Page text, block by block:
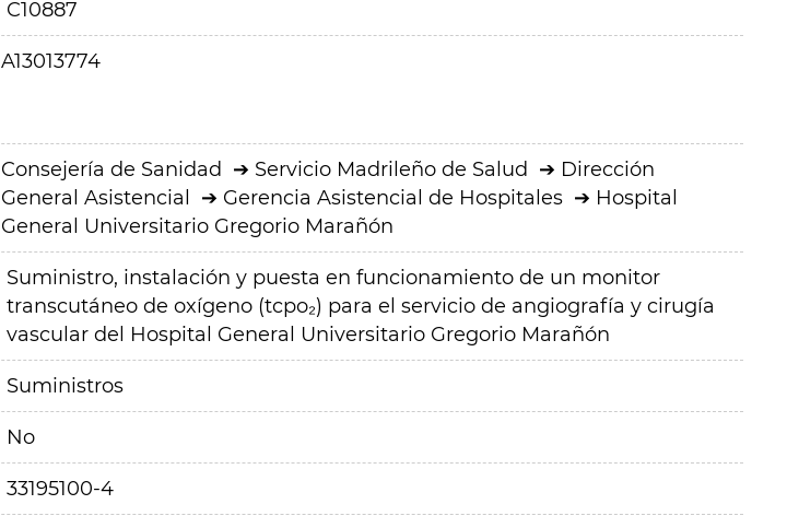
C10887
A13013774
Consejería de Sanidad Servicio Madrileño de Salud
Dirección
General Asistencial
Gerencia Asistencial de Hospitales
Hospital
General Universitario Gregorio Marañón
Suministro, instalación y puesta en funcionamiento de un monitor
transcutáneo de oxígeno (tcpo₂) para el servicio de angiografía y cirugía
vascular del Hospital General Universitario Gregorio Marañón
Suministros
No
33195100-4